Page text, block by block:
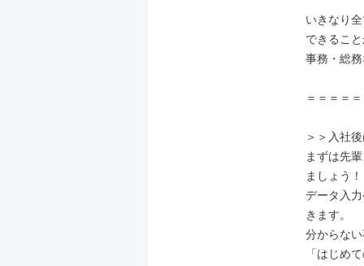
いきなり
できるこ
事務・総
＝＝＝＝
＞＞入社
まずは先
ましょう！
データ入
きます。
分からな
「はじめ